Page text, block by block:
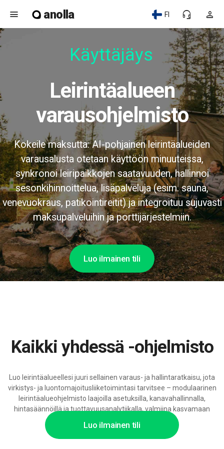
menu anolla person
headset_mic
FI
Käyttäjäyst
Leirintäalueen
varausohjelmisto
Kokeile maksutta: AI-pohjainen leirintäalueiden
varausalusta otetaan käyttöön minuuteissa,
synkronoi leiripaikkojen saatavuuden, hallinnoi
sesonkihinnoittelua, lisäpalveluja (esim. sauna,
venevuokraus, patikointireitit) ja integroituu sujuvasti
maksupalveluihin ja porttijärjestelmiin.
Luo ilmainen tili
Luo ilmainen tili
Kaikki yhdessä -ohjelmisto
Luo leirintäalueellesi juuri sellainen varaus- ja hallintaratkaisu, jota
virkistys- ja luontomajoitusliiketoimintasi tarvitsee – modulaarinen
leirintäalueohjelmisto laajoilla asetuksilla, kanavahallinnalla,
hintasäännöillä ja tuottavuusanalytiikalla, valmiina kasvamaan